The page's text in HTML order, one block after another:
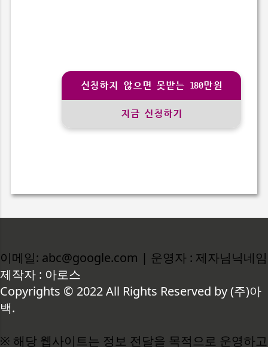
신청하지 않으면 못받는 180만원
지금 신청하기
이메일: abc@google.com | 운영자 : 제자님닉네임
제작자 : 아로스
Copyrights © 2022 All Rights Reserved by (주)아
백.
※ 해당 웹사이트는 정보 전달을 목적으로 운영하고